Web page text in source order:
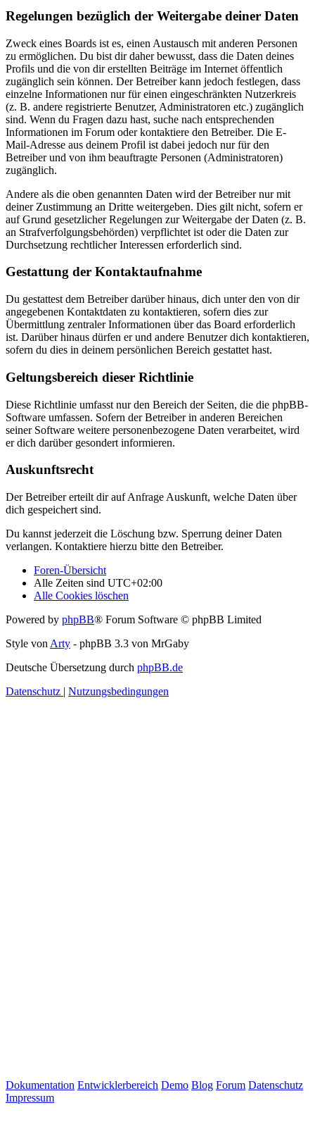
Regelungen bezüglich der Weitergabe deiner Daten
Zweck eines Boards ist es, einen Austausch mit anderen Personen
zu ermöglichen. Du bist dir daher bewusst, dass die Daten deines
Profils und die von dir erstellten Beiträge im Internet öffentlich
zugänglich sein können. Der Betreiber kann jedoch festlegen, dass
einzelne Informationen nur für einen eingeschränkten Nutzerkreis
(z. B. andere registrierte Benutzer, Administratoren etc.) zugänglich
sind. Wenn du Fragen dazu hast, suche nach entsprechenden
Informationen im Forum oder kontaktiere den Betreiber. Die E-
Mail-Adresse aus deinem Profil ist dabei jedoch nur für den
Betreiber und von ihm beauftragte Personen (Administratoren)
zugänglich.
Andere als die oben genannten Daten wird der Betreiber nur mit
deiner Zustimmung an Dritte weitergeben. Dies gilt nicht, sofern er
auf Grund gesetzlicher Regelungen zur Weitergabe der Daten (z. B.
an Strafverfolgungsbehörden) verpflichtet ist oder die Daten zur
Durchsetzung rechtlicher Interessen erforderlich sind.
Gestattung der Kontaktaufnahme
Du gestattest dem Betreiber darüber hinaus, dich unter den von dir
angegebenen Kontaktdaten zu kontaktieren, sofern dies zur
Übermittlung zentraler Informationen über das Board erforderlich
ist. Darüber hinaus dürfen er und andere Benutzer dich kontaktieren,
sofern du dies in deinem persönlichen Bereich gestattet hast.
Geltungsbereich dieser Richtlinie
Diese Richtlinie umfasst nur den Bereich der Seiten, die die phpBB-
Software umfassen. Sofern der Betreiber in anderen Bereichen
seiner Software weitere personenbezogene Daten verarbeitet, wird
er dich darüber gesondert informieren.
Auskunftsrecht
Der Betreiber erteilt dir auf Anfrage Auskunft, welche Daten über
dich gespeichert sind.
Du kannst jederzeit die Löschung bzw. Sperrung deiner Daten
verlangen. Kontaktiere hierzu bitte den Betreiber.
Foren-Übersicht
Alle Zeiten sind UTC+02:00
Alle Cookies löschen
Powered by phpBB® Forum Software © phpBB Limited
Style von Arty - phpBB 3.3 von MrGaby
Deutsche Übersetzung durch phpBB.de
Datenschutz | Nutzungsbedingungen
Dokumentation Entwicklerbereich Demo Blog Forum Datenschutz
Impressum